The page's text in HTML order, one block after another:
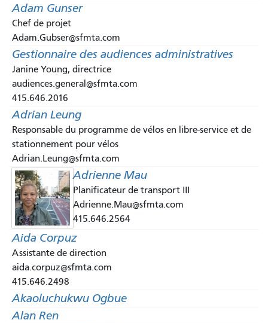
Adam Gunser
Chef de projet
Adam.Gubser@sfmta.com
Gestionnaire des audiences administratives
Janine Young, directrice
audiences.general@sfmta.com
415.646.2016
Adrian Leung
Responsable du programme de vélos en libre-service et de
stationnement pour vélos
Adrian.Leung@sfmta.com
Adrienne Mau
Planificateur de transport III
Adrienne.Mau@sfmta.com
415.646.2564
Aida Corpuz
Assistante de direction
aida.corpuz@sfmta.com
415.646.2498
Akaoluchukwu Ogbue
Alan Ren